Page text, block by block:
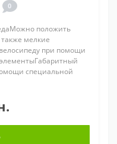
0
положить
мелкие
при помощи
специальной